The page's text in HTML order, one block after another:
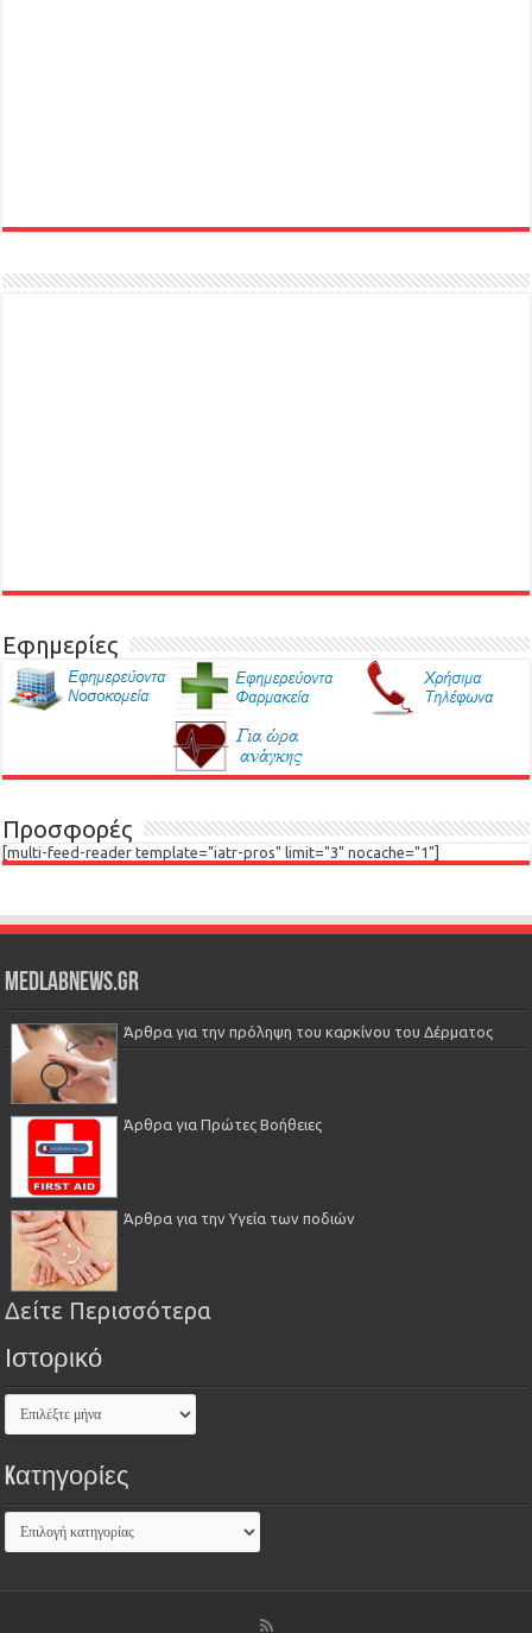
Εφημερίες
Προσφορές
[multi-feed-reader template="iatr-pros" limit="3" nocache="1"]
Medlabnews.gr
Άρθρα για την πρόληψη του καρκίνου του Δέρματος
Άρθρα για Πρώτες Βοήθειες
Άρθρα για την Υγεία των ποδιών
Δείτε Περισσότερα
Ιστορικό
Kατηγορίες